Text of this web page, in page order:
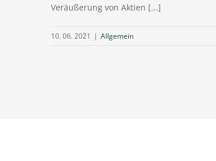
Veräußerung von Aktien [...]
10. 06. 2021 | Allgemein